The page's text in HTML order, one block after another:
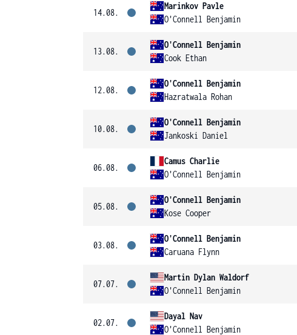
14.08.
Marinkov Pavle
O'Connell Benjamin
13.08.
O'Connell Benjamin
Cook Ethan
12.08.
O'Connell Benjamin
Hazratwala Rohan
10.08.
O'Connell Benjamin
Jankoski Daniel
06.08.
Camus Charlie
O'Connell Benjamin
05.08.
O'Connell Benjamin
Kose Cooper
03.08.
O'Connell Benjamin
Caruana Flynn
07.07.
Martin Dylan Waldorf
O'Connell Benjamin
02.07.
Dayal Nav
O'Connell Benjamin